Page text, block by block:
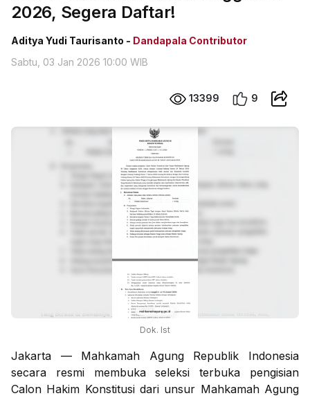
2026, Segera Daftar!
Aditya Yudi Taurisanto - Dandapala Contributor
Sabtu, 03 Jan 2026 10:00 WIB
13399 9
Dok. Ist
Jakarta — Mahkamah Agung Republik Indonesia
secara resmi membuka seleksi terbuka pengisian
Calon Hakim Konstitusi dari unsur Mahkamah Agung